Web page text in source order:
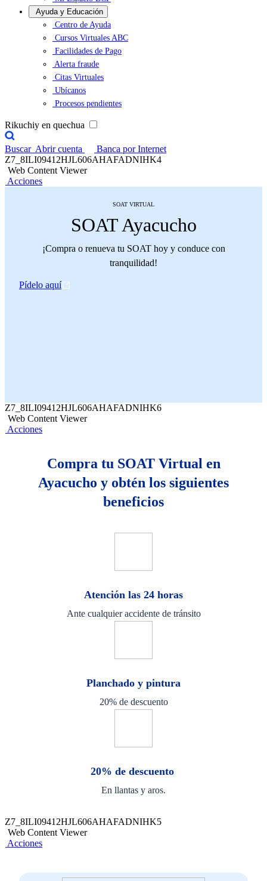
Ayuda y Educación
Centro de Ayuda
Cursos Virtuales ABC
Facilidades de Pago
Alerta fraude
Citas Virtuales
Ubícanos
Procesos pendientes
Rikuchiy en quechua
Buscar Abrir cuenta
Banca por Internet
Z7_8ILI09412HJL606AHAFADNIHK4
Web Content Viewer
Acciones
SOAT VIRTUAL
SOAT Ayacucho
¡Compra o renueva tu SOAT hoy y conduce con
tranquilidad!
Pídelo aquí
Z7_8ILI09412HJL606AHAFADNIHK6
Web Content Viewer
Acciones
Compra tu SOAT Virtual en
Ayacucho y obtén los siguientes
beneficios
Atención las 24 horas
Ante cualquier accidente de tránsito
Planchado y pintura
20% de descuento
20% de descuento
En llantas y aros.
Z7_8ILI09412HJL606AHAFADNIHK5
Web Content Viewer
Acciones